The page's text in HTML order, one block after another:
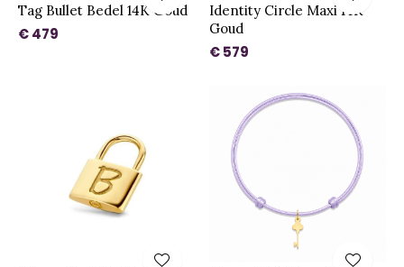
Tag Bullet Bedel 14K Goud
€ 479
Identity Circle Maxi 14K
Goud
€ 579